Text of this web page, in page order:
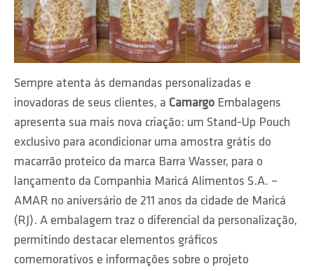
Sempre atenta às demandas personalizadas e
inovadoras de seus clientes, a Camargo Embalagens
apresenta sua mais nova criação: um Stand-Up Pouch
exclusivo para acondicionar uma amostra grátis do
macarrão proteico da marca Barra Wasser, para o
lançamento da Companhia Maricá Alimentos S.A. –
AMAR no aniversário de 211 anos da cidade de Maricá
(RJ). A embalagem traz o diferencial da personalização,
permitindo destacar elementos gráficos
comemorativos e informações sobre o projeto